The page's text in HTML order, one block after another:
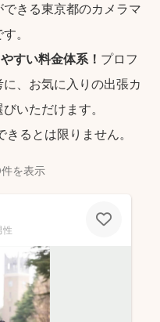
きる東京都のカメラマ
。
すい料金体系！ プロフ
、お気に入りの出張カ
いただけます。
るとは限りません。
を表示
性